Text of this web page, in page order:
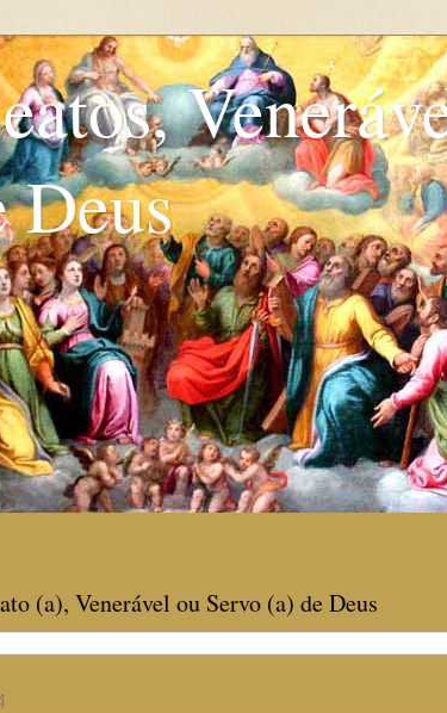
Deus
(a), Venerável ou Servo (a) de Deus